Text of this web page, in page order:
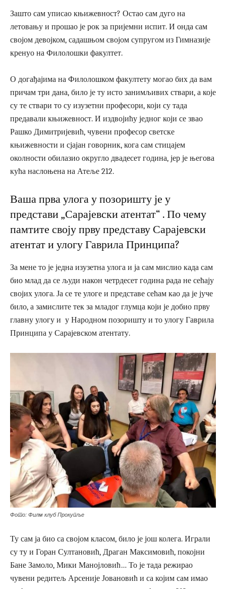
Зашто сам уписао књижевност? Остао сам дуго на
летовању и прошао је рок за пријемни испит. И онда сам
својом девојком, садашњом својом супругом из Гимназије
кренуо на Филолошки факултет.
О догађајима на Филолошком факултету могао бих да вам
причам три дана, било је ту исто занимљивих ствари, а које
су те ствари то су изузетни професори, који су тада
предавали књижевност. И издвојићу једног који се звао
Рашко Димитријевић, чувени професор светске
књижевности и сјајан говорник, кога сам стицајем
околности обилазио округло двадесет година, јер је његова
кућа наслоњена на Атеље 212.
Ваша прва улога у позоришту је у
представи „Сарајевски атентат“ . По чему
памтите своју прву представу Сарајевски
атентат и улогу Гаврила Принципа?
За мене то је једна изузетна улога и ја сам мислио када сам
био млад да се људи након четрдесет година рада не сећају
својих улога. Ја се те улоге и представе сећам као да је јуче
било, а замислите тек за младог глумца који је добио прву
главну улогу и у Народном позоришту и то улогу Гаврила
Принципа у Сарајевском атентату.
Фото: Филм клуб Прокупље
Ту сам ја био са својом класом, било је још колега. Играли
су ту и Горан Султановић, Драган Максимовић, покојни
Бане Замоло, Мики Манојловић… То је тада режирао
чувени редитељ Арсеније Јовановић и са којим сам имао